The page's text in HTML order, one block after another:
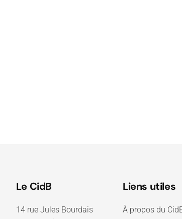
Le CidB
14 rue Jules Bourdais
Liens utiles
À propos du